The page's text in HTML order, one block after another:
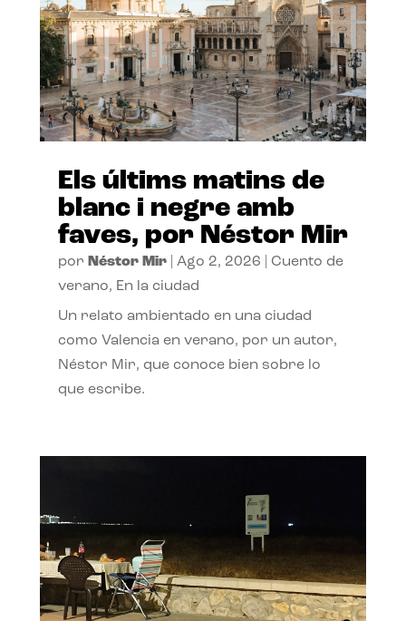
Els últims matins de
blanc i negre amb
faves, por Néstor Mir
por Néstor Mir| Ago 2, 2026
Cuento de
verano, En la ciudad
Un relato ambientado en una ciudad
como Valencia en verano, por un autor,
Néstor Mir, que conoce bien sobre lo
que escribe.